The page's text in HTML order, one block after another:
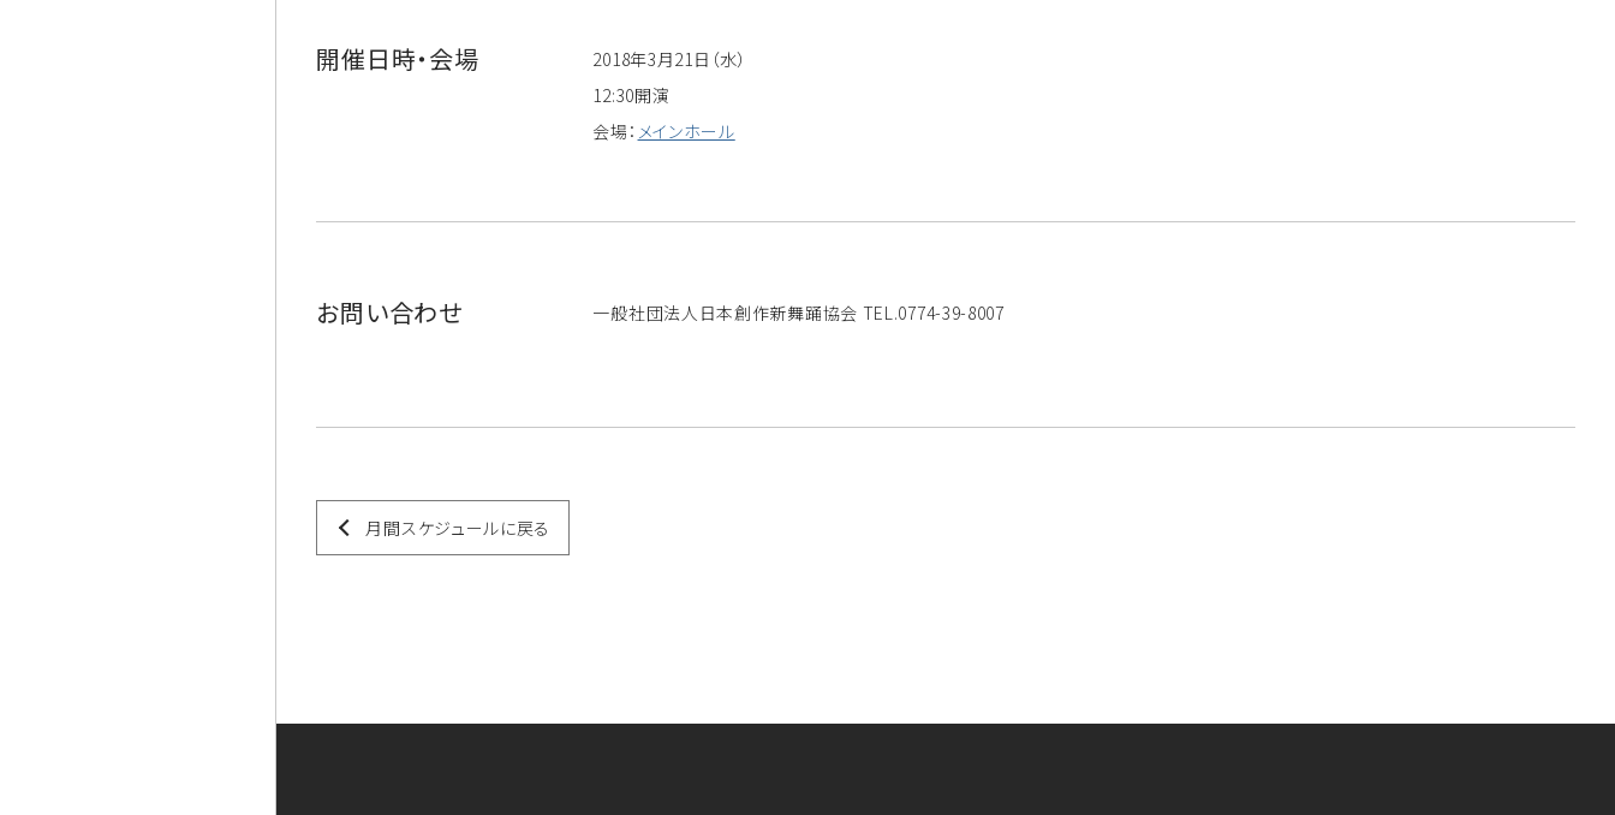
開催日時・会場
2018年3月21日（水）
12:30開演
会場： メインホール
お問い合わせ 一般社団法人日本創作新舞踊協会 TEL.0774-39-8007
月間スケジュールに戻る